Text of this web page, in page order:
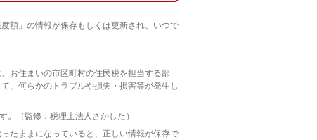
額」の情報が保存もしくは更新され、いつで
お住まいの市区町村の住民税を担当する部
、何らかのトラブルや損失・損害等が発生し
（監修：税理士法人さかした）
たままになっていると、正しい情報が保存で